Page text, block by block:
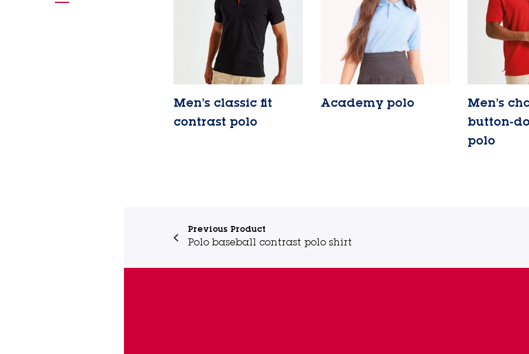
Men’s classic fit
contrast polo
Academy polo
Men’s
button-
polo
Previous Product
Polo baseball contrast polo shirt